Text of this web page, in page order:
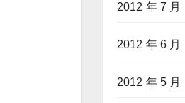
2012 年 7 月
2012 年 6 月
2012 年 5 月